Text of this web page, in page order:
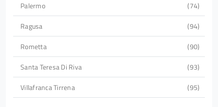
Palermo
74
Ragusa
94
Rometta
90
Santa Teresa Di Riva
93
Villafranca Tirrena
95